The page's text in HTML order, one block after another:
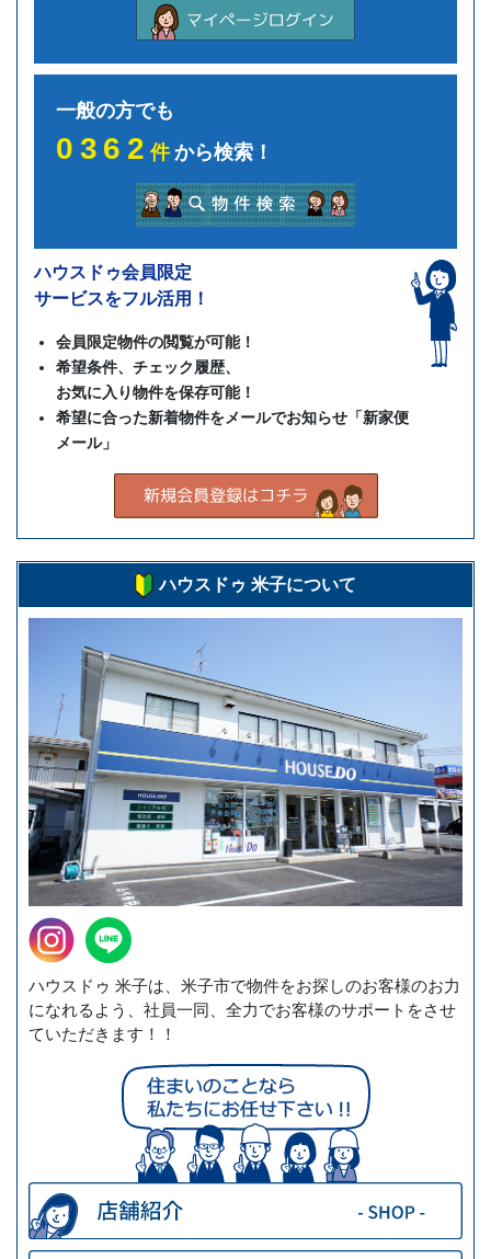
一般の方でも
0362件から検索！
ハウスドゥ会員限定
サービスをフル活用！
会員限定物件の閲覧が可能！
希望条件、チェック履歴、
お気に入り物件を保存可能！
希望に合った新着物件をメールでお知らせ「新家便
メール」
ハウスドゥ 米子について
ハウスドゥ 米子は、米子市で物件をお探しのお客様のお力
になれるよう、社員一同、全力でお客様のサポートをさせ
ていただきます！！